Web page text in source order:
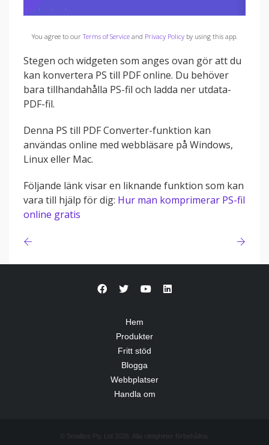
You agree to ourTerms of Serviceand Privacy Policyby using this app.
Stegen och widgeten som anges ovan gör att du
kan konvertera PS till PDF online. Du behöver
bara tillhandahålla PS-fil och ladda ner utdata-
PDF-fil.
Denna PS till PDF Converter-funktion kan
användas online med webbläsare på Windows,
Linux eller Mac.
Följande länk visar en liknande funktion som kan
vara till hjälp för dig: Hur man komprimerar PS-fil
online gratis
Hem
Produkter
Fritt stöd
Blogga
Webbplatser
Handla om
© Smallize Pty Ltd 2026. Alla rättigheter förbehållna.